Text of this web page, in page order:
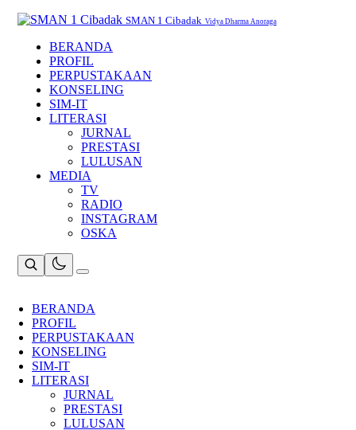
SMAN 1 Cibadak Vidya Dharma Anoraga
BERANDA
PROFIL
PERPUSTAKAAN
KONSELING
SIM-IT
LITERASI
JURNAL
PRESTASI
LULUSAN
MEDIA
TV
RADIO
INSTAGRAM
OSKA
BERANDA
PROFIL
PERPUSTAKAAN
KONSELING
SIM-IT
LITERASI
JURNAL
PRESTASI
LULUSAN